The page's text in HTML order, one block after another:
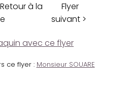
Retour à la
Flyer
suivant >
avec ce flyer
ce flyer : Monsieur SOUARE